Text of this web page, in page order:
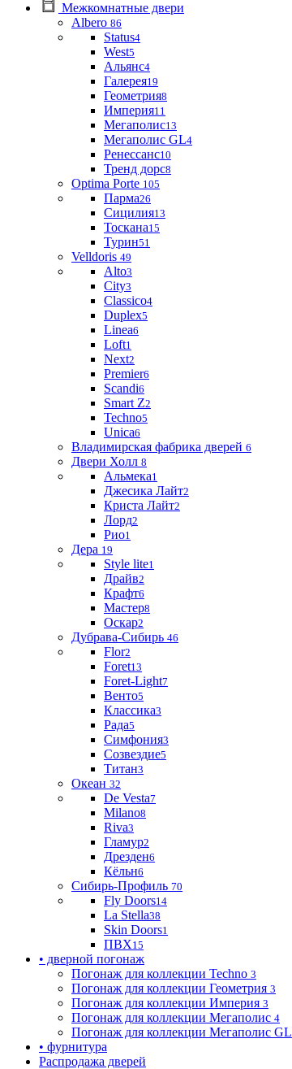
Межкомнатные двери
Albero 86
Status4
West5
Альянс4
Галерея19
Геометрия8
Империя11
Мегаполис13
Мегаполис GL4
Ренессанс10
Тренд дорс8
Optima Porte 105
Парма26
Сицилия13
Тоскана15
Турин51
Velldoris 49
Alto3
City3
Classico4
Duplex5
Linea6
Loft1
Next2
Premier6
Scandi6
Smart Z2
Techno5
Unica6
Владимирская фабрика дверей 6
Двери Холл 8
Альмека1
Джесика Лайт2
Криста Лайт2
Лорд2
Рио1
Дера 19
Style lite1
Драйв2
Крафт6
Мастер8
Оскар2
Дубрава-Сибирь 46
Flor2
Foret13
Foret-Light7
Венто5
Классика3
Рада5
Симфония3
Созвездие5
Титан3
Океан 32
De Vesta7
Milano8
Riva3
Гламур2
Дрезден6
Кёльн6
Сибирь-Профиль 70
Fly Doors14
La Stella38
Skin Doors1
ПВХ15
• дверной погонаж
Погонаж для коллекции Techno 3
Погонаж для коллекции Геометрия 3
Погонаж для коллекции Империя 3
Погонаж для коллекции Мегаполис 4
Погонаж для коллекции Мегаполис GL
• фурнитура
Распродажа дверей